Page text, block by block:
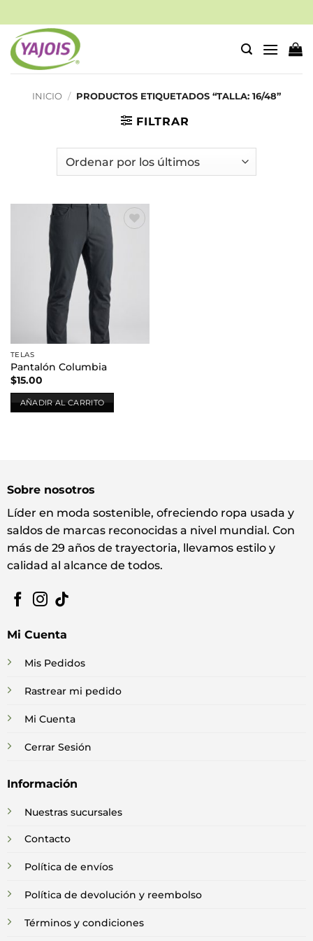
al
contenido
INICIO / PRODUCTOS ETIQUETADOS “TALLA: 16/48”
FILTRAR
TELAS
Pantalón Columbia
$15.00
AÑADIR AL CARRITO
Sobre nosotros
Líder en moda sostenible, ofreciendo ropa usada y
saldos de marcas reconocidas a nivel mundial. Con
más de 29 años de trayectoria, llevamos estilo y
calidad al alcance de todos.
Mi Cuenta
Mis Pedidos
Rastrear mi pedido
Mi Cuenta
Cerrar Sesión
Información
Nuestras sucursales
Contacto
Política de envíos
Política de devolución y reembolso
Términos y condiciones